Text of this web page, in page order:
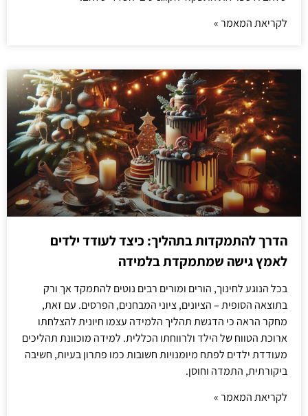
לקריאת המאמר »
הדרך להתמקדות בתהליך: כיצד לעודד ילדים
לאמץ גישה שמתמקדת בלמידה
בכל הנוגע לחינוך, הורים ומורים רבים נוטים להתמקד אך ורק
בתוצאה הסופית – הציונים, ציוני המבחנים, הפרסים. עם זאת,
מחקר הראה כי הדגשת תהליך הלמידה עצמו חיונית להצלחתו
ארוכת הטווח של הילד ולרווחתו הכללית. למידה מוכוונת תהליכים
מעודדת ילדים לפתח מיומנויות חשובות כמו פתרון בעיות, חשיבה
ביקורתית, התמדה וחוסן.
לקריאת המאמר »